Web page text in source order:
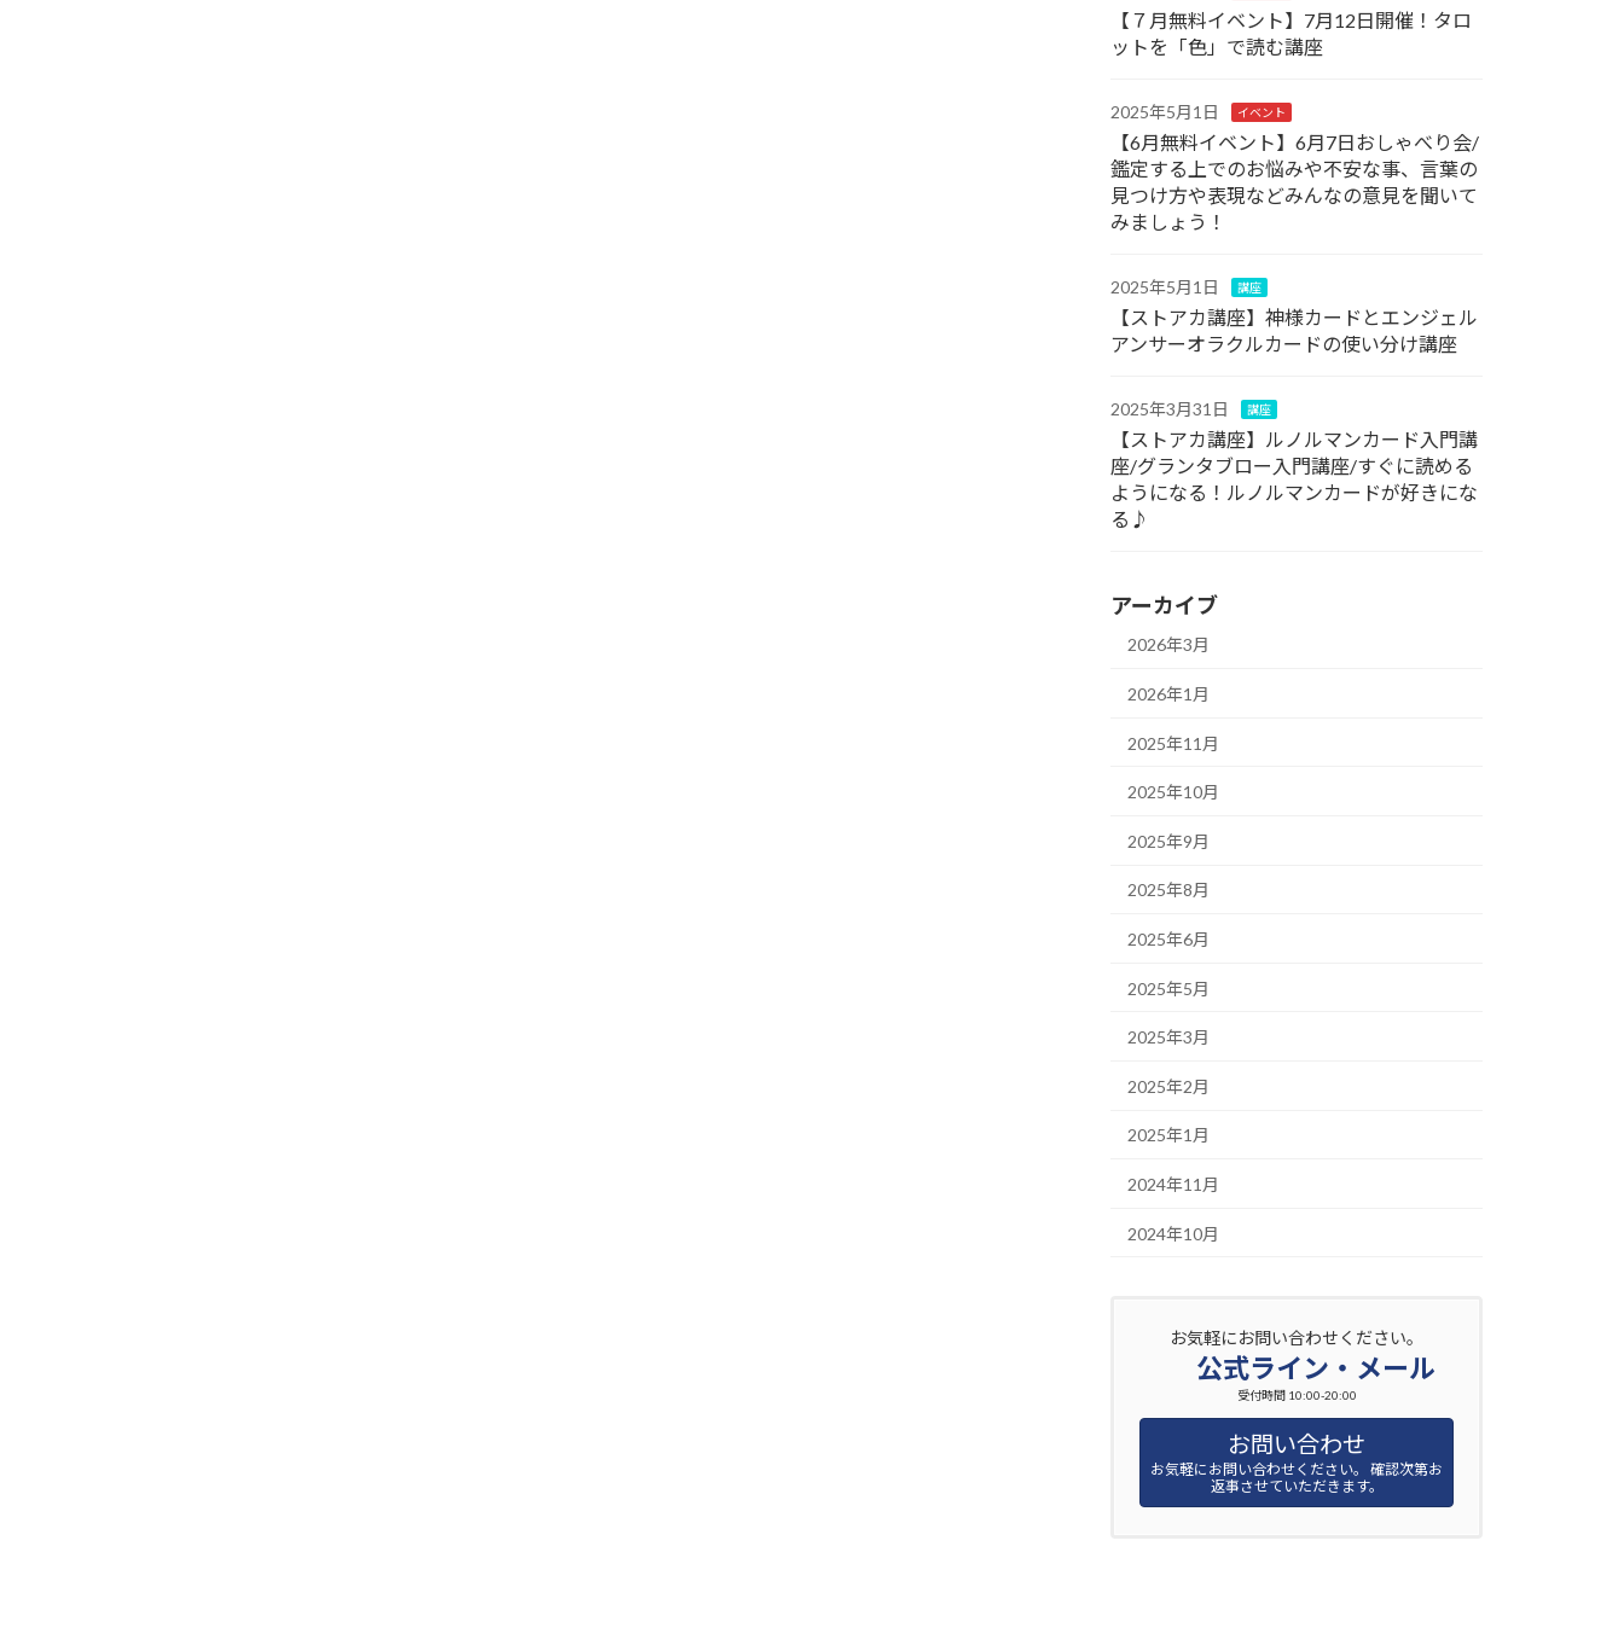
【７月無料イベント】7月12日開催！タロ
ットを「色」で読む講座
2025年5月1日 イベント
【6月無料イベント】6月7日おしゃべり会/
鑑定する上でのお悩みや不安な事、言葉の
見つけ方や表現などみんなの意見を聞いて
みましょう！
2025年5月1日 講座
【ストアカ講座】神様カードとエンジェル
アンサーオラクルカードの使い分け講座
2025年3月31日 講座
【ストアカ講座】ルノルマンカード入門講
座/グランタブロー入門講座/すぐに読める
ようになる！ルノルマンカードが好きにな
る♪
アーカイブ
2026年3月
2026年1月
2025年11月
2025年10月
2025年9月
2025年8月
2025年6月
2025年5月
2025年3月
2025年2月
2025年1月
2024年11月
2024年10月
お気軽にお問い合わせください。
公式ライン・メール
受付時間 10:00-20:00
お問い合わせ
お気軽にお問い合わせください。 確認次第お
返事させていただきます。